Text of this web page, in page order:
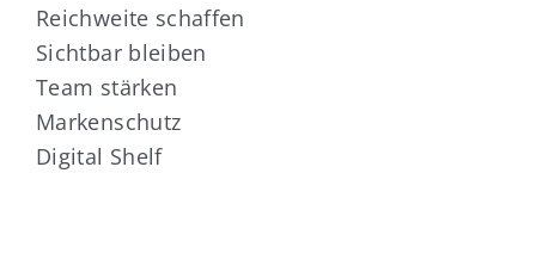
Reichweite schaffen
Sichtbar bleiben
Team stärken
Markenschutz
Digital Shelf